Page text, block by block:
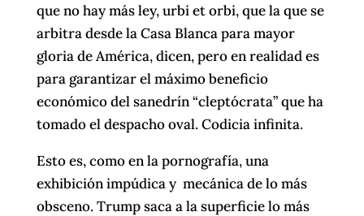
que no hay más ley, urbi et orbi, que la que se
arbitra desde la Casa Blanca para mayor
gloria de América, dicen, pero en realidad es
para garantizar el máximo beneficio
económico del sanedrín “cleptócrata” que ha
tomado el despacho oval. Codicia infinita.
Esto es, como en la pornografía, una
exhibición impúdica y mecánica de lo más
obsceno. Trump saca a la superficie lo más